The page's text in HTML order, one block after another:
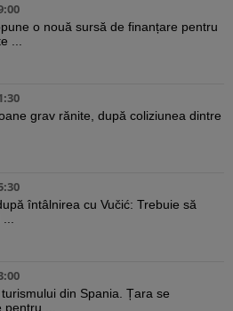
o nouă sursă de finanțare pentru
...
grav rănite, după coliziunea dintre
întâlnirea cu Vučić: Trebuie să
...
din Spania. Țara se
pentru ...